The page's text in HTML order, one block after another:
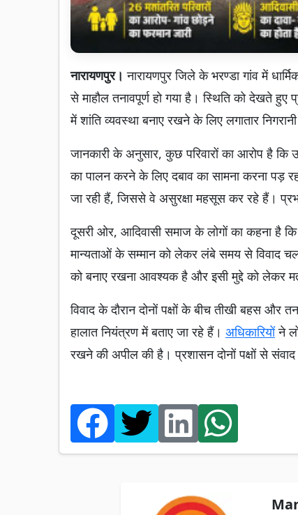
नारायणपुर।नारायणपुर जिले के भरण्डा गांव में
से माहौल तनावपूर्ण हो गया है। स्थिति को देखते
में शांति व्यवस्था बनाए रखने के लिए लगातार
जानकारी के अनुसार, कुछ परिवारों का आरोप है कि
का पालन करने के लिए दबाव का सामना करना पड़
जा रही हैं, जिससे वे असुरक्षा महसूस कर रहे हैं।
दूसरी ओर, आदिवासी समाज के लोगों का कहना है
मान्यताओं के सम्मान को लेकर लंबे समय से विवाद
को बनाए रखना आवश्यक है और इसी मुद्दे को लेकर
विवाद के दौरान दोनों पक्षों के बीच तीखी बहस और
हालात नियंत्रण में बताए जा रहे हैं। अधिकारियोंने
रखने की अपील की है। प्रशासन दोनों पक्षों से